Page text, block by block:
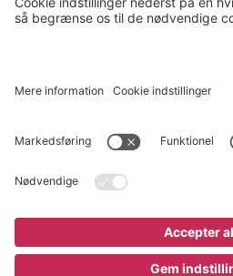
895 kr
08.00-16.00
© 2026 Gerdmans Kontor- &
Cookie